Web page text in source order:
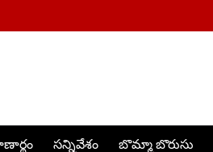
సన్నివేశం బొమ్మా బొరుసు